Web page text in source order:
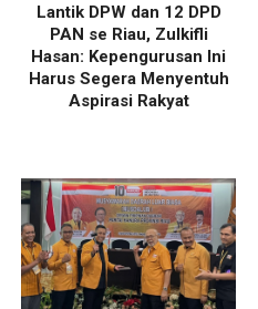
Lantik DPW dan 12 DPD
PAN se Riau, Zulkifli
Hasan: Kepengurusan Ini
Harus Segera Menyentuh
Aspirasi Rakyat